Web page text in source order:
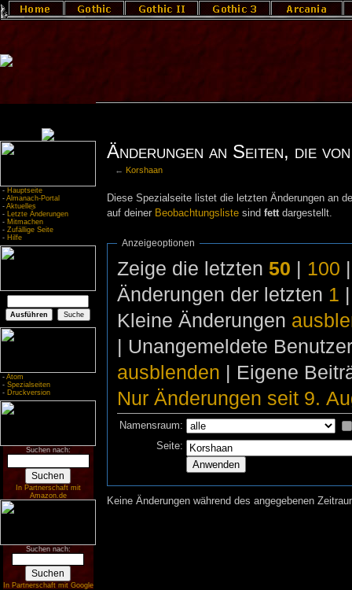
- Hauptseite
- Almanach-Portal
- Aktuelles
- Letzte Änderungen
- Mitmachen
- Zufällige Seite
- Hilfe
- Atom
- Spezialseiten
- Druckversion
Suchen nach:
In Partnerschaft mit
Amazon.de
Suchen nach:
In Partnerschaft mit Google
Änderungen an Seiten, die
← Korshaan
Diese Spezialseite listet die letzten Änderungen an
auf deiner Beobachtungslistesind fettdargestellt.
Anzeigeoptionen
Zeige die letzten 50 | 100
Änderungen der letzten 1
Kleine Änderungen
| Unangemeldete
ausblenden | Eigene
Nur Änderungen seit 9.
Namensraum:
Seite:
Keine Änderungen während des angegebenen